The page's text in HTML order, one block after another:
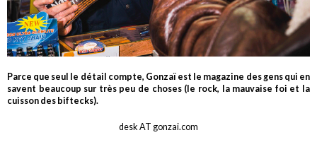
Parce que seul le détail compte, Gonzaï est le magazine des gens qui en
savent beaucoup sur très peu de choses (le rock, la mauvaise foi et la
cuisson des biftecks).
desk AT gonzai.com